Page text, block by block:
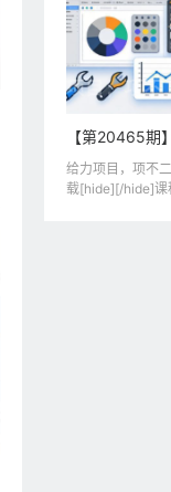
【第20465期
给力项目，项不
载[hide][/hide]课